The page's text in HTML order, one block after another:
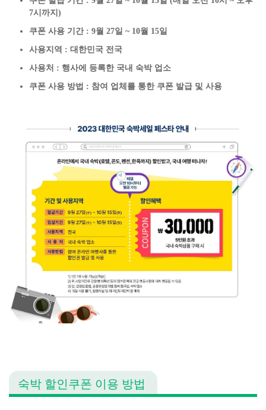
7시까지)
쿠폰 사용 기간 : 9월 27일 ~ 10월 15일
사용지역 : 대한민국 전국
사용처 : 행사에 등록한 국내 숙박 업소
쿠폰 사용 방법 : 참여 업체를 통한 쿠폰 발급 및 사용
숙박 할인쿠폰 이용 방법